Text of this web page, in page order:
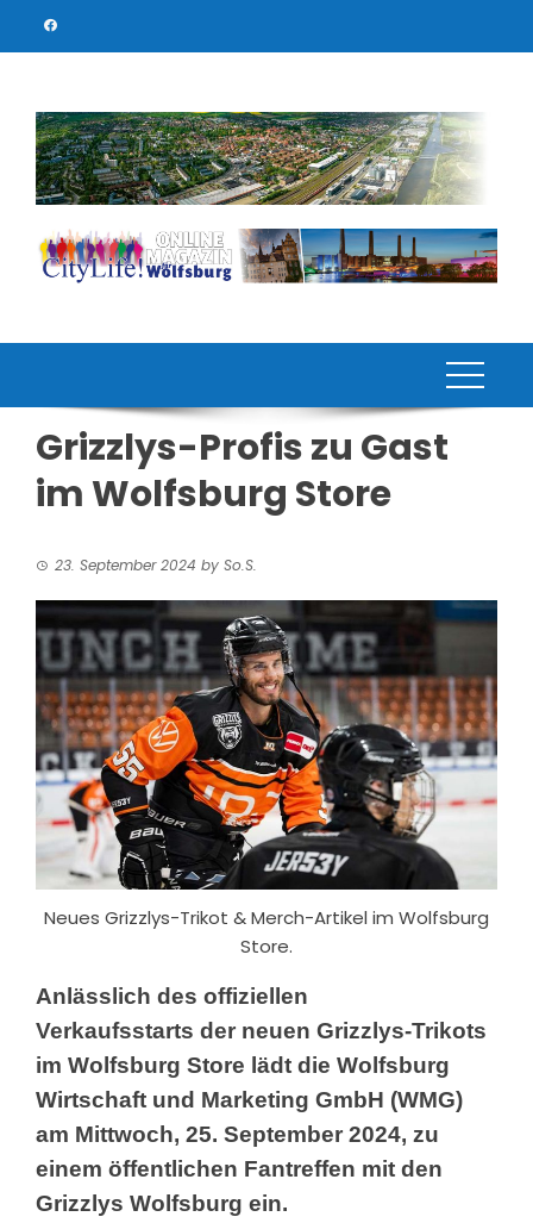
Grizzlys-Profis zu Gast
im Wolfsburg Store
23. September 2024 by So.S.
Neues Grizzlys-Trikot & Merch-Artikel im Wolfsburg
Store.
Anlässlich des offiziellen
Verkaufsstarts der neuen Grizzlys-Trikots
im Wolfsburg Store lädt die Wolfsburg
Wirtschaft und Marketing GmbH (WMG)
am Mittwoch, 25. September 2024, zu
einem öffentlichen Fantreffen mit den
Grizzlys Wolfsburg ein.